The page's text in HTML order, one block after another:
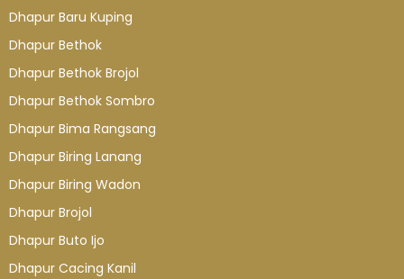
Dhapur Baru Kuping
Dhapur Bethok
Dhapur Bethok Brojol
Dhapur Bethok Sombro
Dhapur Bima Rangsang
Dhapur Biring Lanang
Dhapur Biring Wadon
Dhapur Brojol
Dhapur Buto Ijo
Dhapur Cacing Kanil